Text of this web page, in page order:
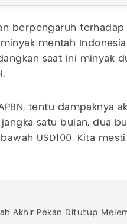
berpengaruh terhadap
mentah Indonesia
saat ini minyak
tentu dampaknya
satu bulan, dua
USD100. Kita
Akhir Pekan Ditutup